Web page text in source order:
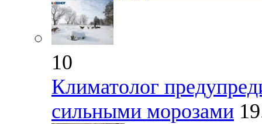
10
Климатолог
сильными морозами